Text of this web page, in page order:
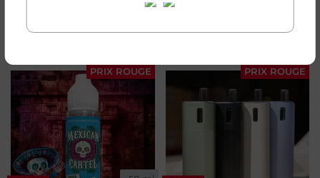
Kit Kiwi Starter V2 Kiwi
Batterie intégrée 1750mah
PRIX ROUGE PRIX ROUGE